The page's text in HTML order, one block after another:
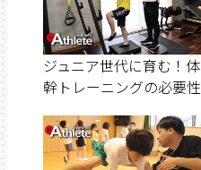
ジュニア世代に育む！体
幹トレーニングの必要性